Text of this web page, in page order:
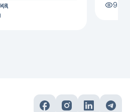
94